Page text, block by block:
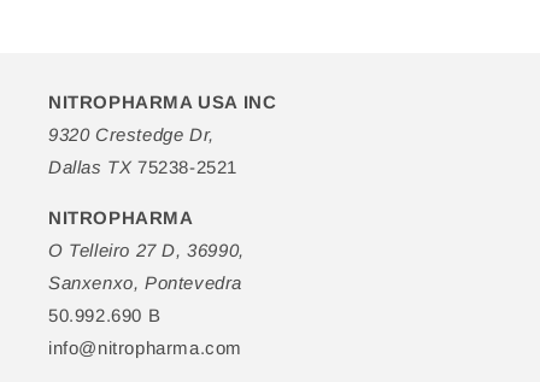
NITROPHARMA USA INC
9320 Crestedge Dr,
Dallas TX 75238-2521
NITROPHARMA
O Telleiro 27 D, 36990,
Sanxenxo, Pontevedra
50.992.690 B
info@nitropharma.com